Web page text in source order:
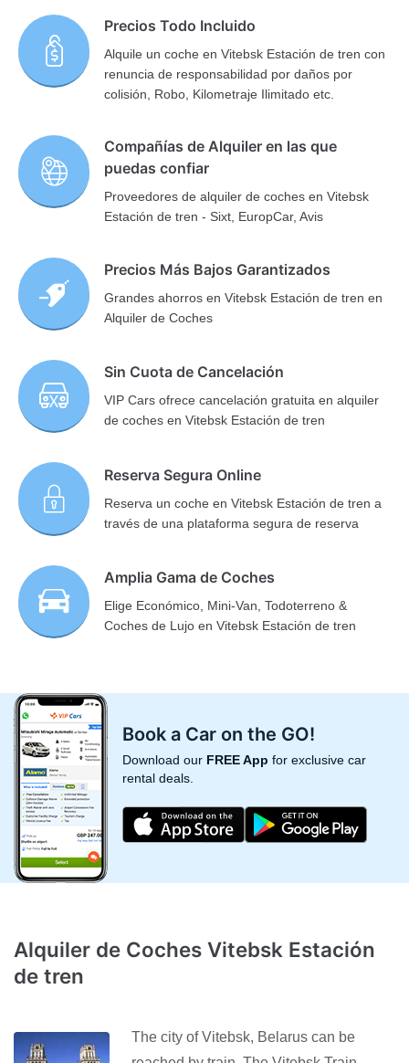
Precios Todo Incluido
Alquile un coche en Vitebsk Estación de tren con
renuncia de responsabilidad por daños por
colisión, Robo, Kilometraje Ilimitado etc.
Compañías de Alquiler en las que
puedas confiar
Proveedores de alquiler de coches en Vitebsk
Estación de tren - Sixt, EuropCar, Avis
Precios Más Bajos Garantizados
Grandes ahorros en Vitebsk Estación de tren en
Alquiler de Coches
Sin Cuota de Cancelación
VIP Cars ofrece cancelación gratuita en alquiler
de coches en Vitebsk Estación de tren
Reserva Segura Online
Reserva un coche en Vitebsk Estación de tren a
través de una plataforma segura de reserva
Amplia Gama de Coches
Elige Económico, Mini-Van, Todoterreno &
Coches de Lujo en Vitebsk Estación de tren
Book a Car on the GO!
Download our FREE App for exclusive car
rental deals.
Alquiler de Coches Vitebsk Estación
de tren
The city of Vitebsk, Belarus can be